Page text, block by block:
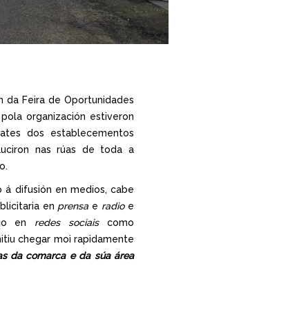
da Feira de Oportunidades
organización estiveron
dos establecementos
nas rúas de toda a
á difusión en medios, cabe
en prensa e radioe
en redes sociaiscomo
chegar moi rapidamente
da comarca e da súa área